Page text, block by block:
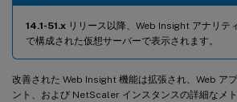
14.1-51.x リリース以降、Web Insight アナリテ
で構成された仮想サーバーで表示されます。
改善された Web Insight 機能は拡張され、Web ア
ント、および NetScaler インスタンスの詳細なメ